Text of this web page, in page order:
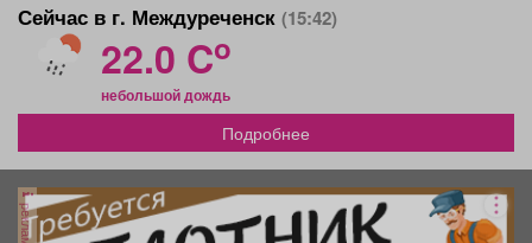
Сейчас в г. Междуреченск (15:42)
22.0 Co
небольшой дождь
Подробнее
реклама